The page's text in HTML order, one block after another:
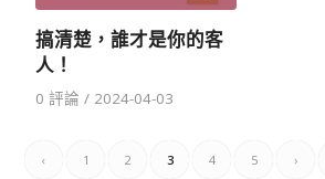
搞清楚，誰才是你的客
人！
0 評論 / 2024-04-03
‹ 1 2 3 4 5 ›